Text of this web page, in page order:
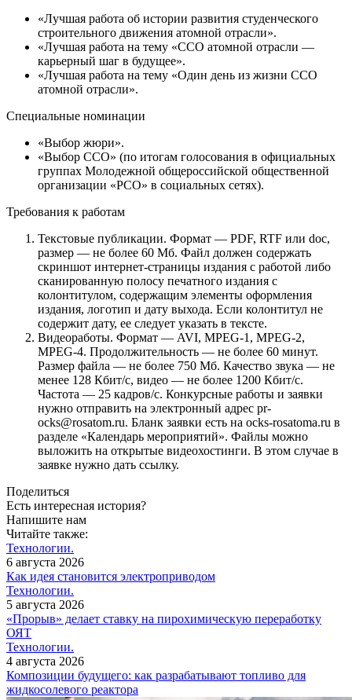
«Лучшая работа об истории развития студенческого
строительного движения атомной отрасли».
«Лучшая работа на тему «ССО атомной отрасли —
карьерный шаг в будущее».
«Лучшая работа на тему «Один день из жизни ССО
атомной отрасли».
Специальные номинации
«Выбор жюри».
«Выбор ССО» (по итогам голосования в официальных
группах Молодежной общероссийской общественной
организации «РСО» в социальных сетях).
Требования к работам
Текстовые публикации. Формат — PDF, RTF или doc,
размер — не более 60 Мб. Файл должен содержать
скриншот интернет-страницы издания с работой либо
сканированную полосу печатного издания с
колонтитулом, содержащим элементы оформления
издания, логотип и дату выхода. Если колонтитул не
содержит дату, ее следует указать в тексте.
Видеоработы. Формат — AVI, MPEG‑1, MPEG‑2,
MPEG‑4. Продолжительность — не более 60 минут.
Размер файла — не более 750 Мб. Качество звука — не
менее 128 Кбит/с, видео — не более 1200 Кбит/с.
Частота — 25 кадров/с. Конкурсные работы и заявки
нужно отправить на электронный адрес pr-
ocks@rosatom.ru. Бланк заявки есть на ocks-rosatoma.ru в
разделе «Календарь мероприятий». Файлы можно
выложить на открытые видеохостинги. В этом случае в
заявке нужно дать ссылку.
Поделиться
Есть интересная история?
Напишите нам
Читайте также:
Технологии.
6 августа 2026
Как идея становится электроприводом
Технологии.
5 августа 2026
«Прорыв» делает ставку на пирохимическую переработку
ОЯТ
Технологии.
4 августа 2026
Композиции будущего: как разрабатывают топливо для
жидкосолевого реактора